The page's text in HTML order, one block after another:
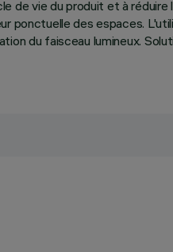
de vie du produit et à
ponctuelle des espaces.
du faisceau lumineux.